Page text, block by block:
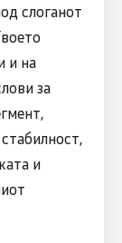
слоганот
и на
за
и